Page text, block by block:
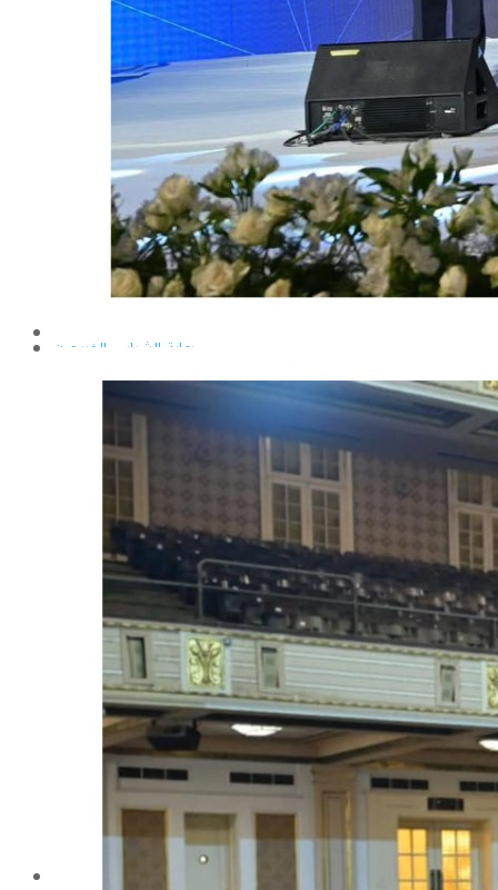
شروط قبول الطلاب الوافديين
متطلبات منح درجة الدكتوراة
إيداع الرسائل بالمكتبة المركزية
نماذج البعثات والمهمات العلمية
قواعد كتابة الرسائل العلمية
محطة التجارب و البحوث الزراعية
خدمة المجتمع وتنمية البيئة
تقرير قطاع شئون البيئة و خدمة المجتمع
عن قطاع خدمة المجتمع وتنمية البيئة
الخطة السنوية للقطاع
وحدة الأزمات والكوارث
رعاية الشباب والخريجون
رعاية الشباب
الخدمات التى تقدمها الإدارة
كيفية مشاركة الطالب فى النشاط
مستشارى لجان الإتحاد
تليفونات تهمك
الجوائز والمراكز خلال العام الجامعى 2019-2020
الأنشطة الطلابية
2016-2017
2017-2018
2019-2020
2020-2021
الخريجون
ملتقى الخريجين
خريجى الكلية
المستندات المطلوبة لاستخراج شهادات التخرج